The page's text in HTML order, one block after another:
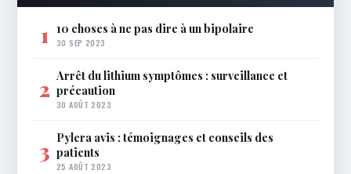
1 10 choses à ne pas dire à un bipolaire
30 SEP 2023
2 Arrêt du lithium symptômes : surveillance et
précaution
30 AOÛT 2023
3 Pylera avis : témoignages et conseils des
patients
25 AOÛT 2023